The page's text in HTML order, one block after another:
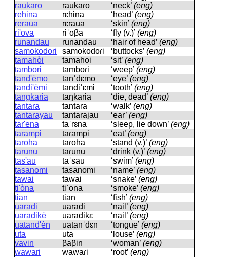
raukaro
ɾaukaɾo ‘neck’ (eng)
rehina
ɾɛhina ‘head’ (eng)
reraua
ɾɛɾaua ‘skin’ (eng)
ri'ova
ɾiˈoβa ‘fly (v.)’ (eng)
runandau
ɾunandau ‘hair of head’ (eng)
samokodori
samokodoɾi ‘buttocks’ (eng)
tamahòi
tamahoi ‘sit’ (eng)
tambori
tamboɾi ‘weep’ (eng)
tand'èmo
tanˈdɛmo ‘eye’ (eng)
tandi'èmi
tandiˈɛmi ‘tooth’ (eng)
tangkaria
taŋkaɾia ‘die, dead’ (eng)
tantara
tantaɾa ‘walk’ (eng)
tantarayau
tantaɾajau ‘ear’ (eng)
tar'ena
taˈɾɛna ‘sleep, lie down’ (eng)
tarampi
taɾampi ‘eat’ (eng)
taroha
taɾoha ‘stand (v.)’ (eng)
tarunu
taɾunu ‘drink (v.)’ (eng)
tas'au
taˈsau ‘swim’ (eng)
tasanomi
tasanomi ‘name’ (eng)
tawai
tawai ‘snake’ (eng)
ti'òna
tiˈona ‘smoke’ (eng)
tian
tian ‘fish’ (eng)
uaradi
uaɾadi ‘nail’ (eng)
uaradikè
uaɾadikɛ ‘nail’ (eng)
uatand'èn
uatanˈdɛn ‘tongue’ (eng)
uta
uta ‘louse’ (eng)
vavin
βaβin ‘woman’ (eng)
wawari
wawaɾi ‘root’ (eng)